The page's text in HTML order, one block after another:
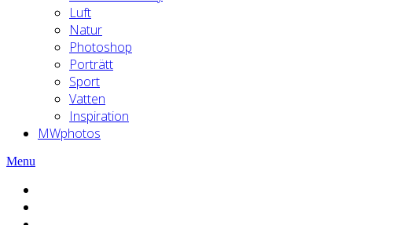
Luft
Natur
Photoshop
Porträtt
Sport
Vatten
Inspiration
MWphotos
Menu